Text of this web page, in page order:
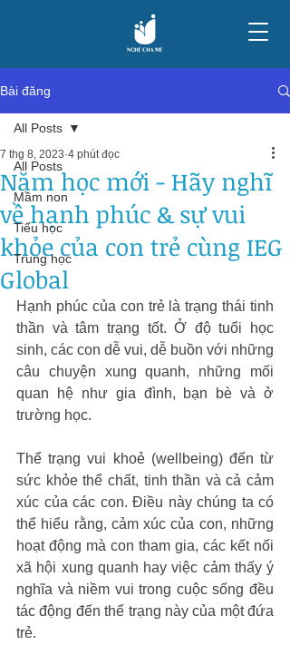
Bài đăng
All Posts
Mầm non
Tiểu học
Trung học
All Posts
Năm học mới - Hãy nghĩ
về hạnh phúc & sự vui
khỏe của con trẻ cùng IEG
Global
7 thg 8, 2023 4 phút đọc
Hạnh phúc của con trẻ là trạng thái tinh
thần và tâm trạng tốt. Ở độ tuổi học
sinh, các con dễ vui, dễ buồn với những
câu chuyện xung quanh, những mối
quan hệ như gia đình, bạn bè và ở
trường học.
Thể trạng vui khoẻ (wellbeing) đến từ
sức khỏe thể chất, tinh thần và cả cảm
xúc của các con. Điều này chúng ta có
thể hiểu rằng, cảm xúc của con, những
hoạt động mà con tham gia, các kết nối
xã hội xung quanh hay việc cảm thấy ý
nghĩa và niềm vui trong cuộc sống đều
tác động đến thể trạng này của một đứa
trẻ.